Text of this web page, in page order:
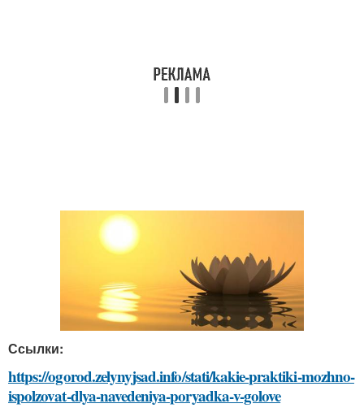
Ссылки:
https://ogorod.zelynyjsad.info/stati/kakie-praktiki-mozhno-
ispolzovat-dlya-navedeniya-poryadka-v-golove